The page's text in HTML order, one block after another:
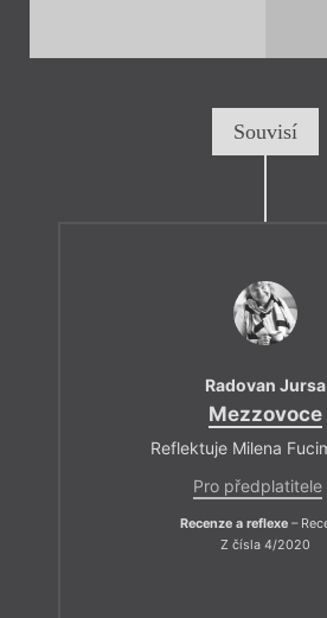
Souvisí
Radovan Jursa
Mezzovoce
Reflektuje Milena
Pro předplatitele
Recenze a reflexe–
Z čísla 4/2020